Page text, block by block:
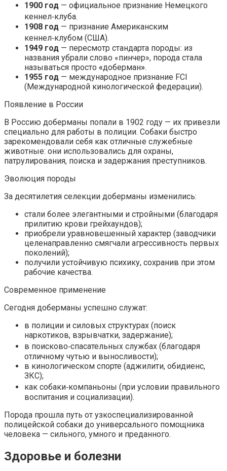
1900 год — официальное признание Немецкого
кеннел‑клуба.
1908 год — признание Американским
кеннел‑клубом (США).
1949 год — пересмотр стандарта породы: из
названия убрали слово «пинчер», порода стала
называться просто «доберман».
1955 год — международное признание FCI
(Международной кинологической федерации).
Появление в России
В Россию доберманы попали в 1902 году — их привезли
специально для работы в полиции. Собаки быстро
зарекомендовали себя как отличные служебные
животные: они использовались для охраны,
патрулирования, поиска и задержания преступников.
Эволюция породы
За десятилетия селекции доберманы изменились:
стали более элегантными и стройными (благодаря
прилитию крови грейхаундов);
приобрели уравновешенный характер (заводчики
целенаправленно смягчали агрессивность первых
поколений);
получили устойчивую психику, сохранив при этом
рабочие качества.
Современное применение
Сегодня доберманы успешно служат:
в полиции и силовых структурах (поиск
наркотиков, взрывчатки, задержание);
в поисково‑спасательных службах (благодаря
отличному чутью и выносливости);
в кинологическом спорте (аджилити, обидиенс,
ЗКС);
как собаки‑компаньоны (при условии правильного
воспитания и социализации).
Порода прошла путь от узкоспециализированной
полицейской собаки до универсального помощника
человека — сильного, умного и преданного.
Здоровье и болезни